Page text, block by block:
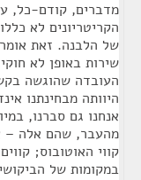
מדברים, קודם-כל,
הקריטריונים לא
של הלבנה. זאת
שירות באופן לא
העובדה שהוגשה
היוותה מבחינתנו
אנחנו גם סברנו,
מהעבר, שהם אלה –
קווי האוטובוס;
במקומות של